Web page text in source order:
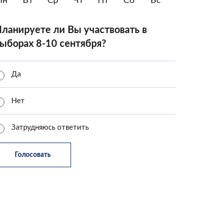
ли Вы участвовать в
8-10 сентября?
Да
Нет
Затрудняюсь ответить